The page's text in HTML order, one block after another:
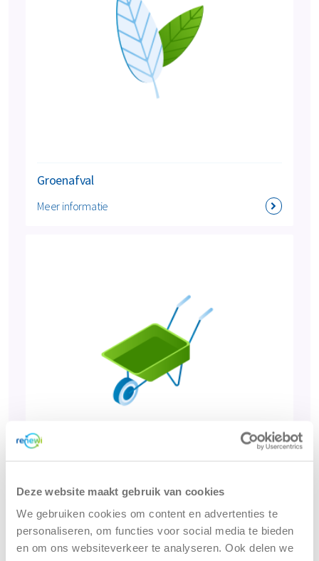
Deze website maakt gebruik van cookies
We gebruiken cookies om content en advertenties te
personaliseren, om functies voor social media te bieden
en om ons websiteverkeer te analyseren. Ook delen we
Groenafval
Meer informatie
Bouw- en sloopafval
Meer informatie